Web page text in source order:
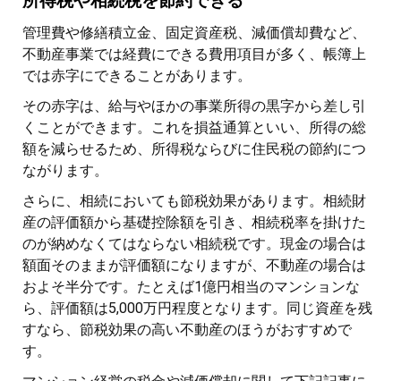
管理費や修繕積立金、固定資産税、減価償却費など、
不動産事業では経費にできる費用項目が多く、帳簿上
では赤字にできることがあります。
その赤字は、給与やほかの事業所得の黒字から差し引
くことができます。これを損益通算といい、所得の総
額を減らせるため、所得税ならびに住民税の節約につ
ながります。
さらに、相続においても節税効果があります。相続財
産の評価額から基礎控除額を引き、相続税率を掛けた
のが納めなくてはならない相続税です。現金の場合は
額面そのままが評価額になりますが、不動産の場合は
およそ半分です。たとえば1億円相当のマンションな
ら、評価額は5,000万円程度となります。同じ資産を残
すなら、節税効果の高い不動産のほうがおすすめで
す。